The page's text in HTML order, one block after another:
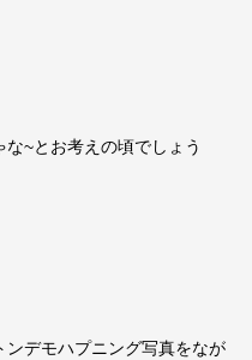
~とお考えの頃でしょう
デモハプニング写真をなが